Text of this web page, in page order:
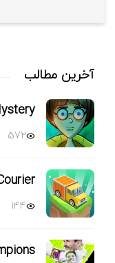
آخرین مطالب
572
144